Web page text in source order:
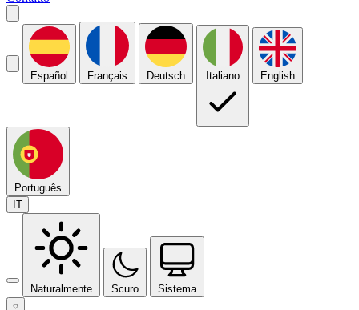
Español Français Deutsch Italiano English
Português
IT
Naturalmente Scuro Sistema